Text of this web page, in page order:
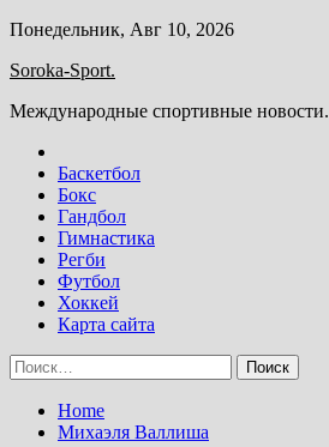
Skip
content
Понедельник, Авг 10, 2026
Soroka-Sport.
Международные спортивные новости.
Баскетбол
Бокс
Гандбол
Гимнастика
Регби
Футбол
Хоккей
Карта сайта
Найти:
Home
Михаэля Валлиша